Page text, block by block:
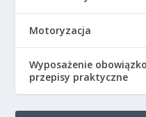
Motoryzacja
Wyposażenie
przepisy praktyczne